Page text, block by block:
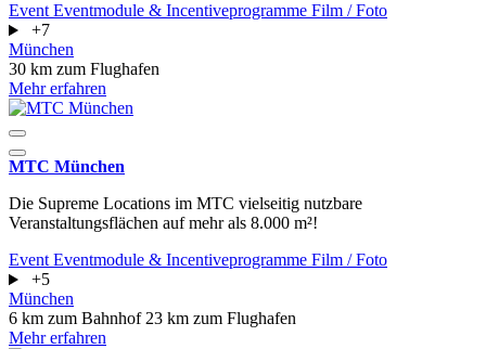
Event Eventmodule & Incentiveprogramme Film / Foto
+7
München
30 km zum Flughafen
Mehr erfahren
MTC München
Die Supreme Locations im MTC vielseitig nutzbare
Veranstaltungsflächen auf mehr als 8.000 m²!
Event Eventmodule & Incentiveprogramme Film / Foto
+5
München
6 km zum Bahnhof 23 km zum Flughafen
Mehr erfahren